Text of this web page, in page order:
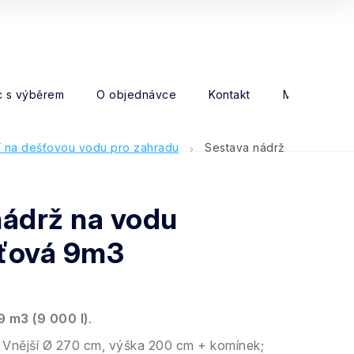
s výběrem O objednávce Kontakt Moje
dešťovou vodu pro zahradu Sestava nádrž
na vodu
9m3
m3 (9 000 l).
Ø 270 cm, výška 200 cm + komínek;